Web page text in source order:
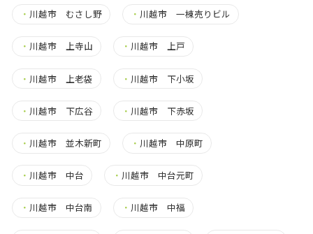
・ 川越市 むさし野 ・ 川越市 一棟売りビル
・ 川越市 上寺山 ・ 川越市 上戸
・ 川越市 上老袋 ・ 川越市 下小坂
・ 川越市 下広谷 ・ 川越市 下赤坂
・ 川越市 並木新町 ・ 川越市 中原町
・ 川越市 中台 ・ 川越市 中台元町
・ 川越市 中台南 ・ 川越市 中福